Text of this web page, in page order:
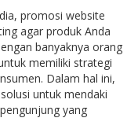
promosi website
agar produk Anda
banyaknya orang
memiliki strategi
Dalam hal ini,
untuk mendaki
yang